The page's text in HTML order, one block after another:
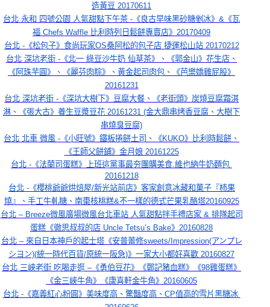
造黃豆 20170611
台北 永和 四號公園 人氣甜點下午茶 -《良古早味黑砂糖剉冰》&《瓦
福 Chefs Waffle 比利時列日鬆餅專賣店》20170409
台北 -《松包子》食尚玩家OS桑阿松的包子店 捷運松山站 20170212
台北 深坑老街 -《北一 綠豆沙牛奶 仙草茶》、《郭金山》花生店、
《阿珠芋圓》、《麗芬肉粽》、黃金起司肉包、《芭樂嬌雞屁股》
20161231
台北 深坑老街 -《深坑大樹下》豆腐大餐、《老街頭》炭燒豆腐霜淇
淋、《張大古》養生豆漿豆花 20161231 (金大鼎串烤香豆腐、大樹下
串燒臭豆腐)
台北 北車 微風 -《小旺號》鐵板捲餅土司、《KUKO》比利時鬆餅、
《王師父餅鋪》金月娘 20161225
台北 -《法蘭司蛋糕》上班這黨事最夯團購美食.維也納牛奶麵包
20161218
台北 -《櫻桃爺爺烘焙屋/新光站前店》客家創意冰藏和菓子『柿果
燒』、手工牛軋糖、南棗核桃糕&不一樣的德式芒果乳酪塔20160925
台北 – Breeze微風廣場微風台北車站 人氣甜點拌手禮店家 & 排隊起司
蛋糕《徹思叔叔的店 Uncle Tetsu’s Bake》20160828
台北 – 來自日本神戶的起士塔《安普蕾修sweets/Impression(アンプレ
シヨン)(統一時代百貨/原統一阪急)》一家大小都好喜歡 20160827
台北 三峽老街 吃喝走逛 –《勇伯豆花》《鄭記豬血糕》《98雞蛋糕》
《金三峽牛角》《康喜軒金牛角》20160605
台北 -《嘉義紅心粉圓》美味度高、驚豔度高、CP值高的雪片黑糖冰